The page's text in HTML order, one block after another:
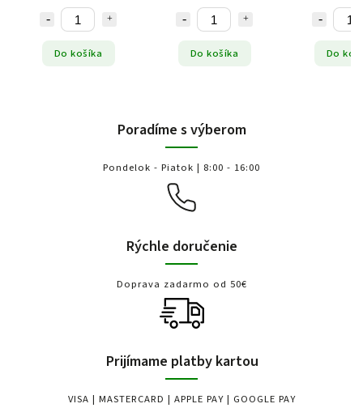
Do košíka Do košíka Do
Poradíme s výberom
Pondelok - Piatok | 8:00 - 16:00
Rýchle doručenie
Doprava zadarmo od 50€
Prijímame platby kartou
VISA | MASTERCARD | APPLE PAY | GOOGLE PAY